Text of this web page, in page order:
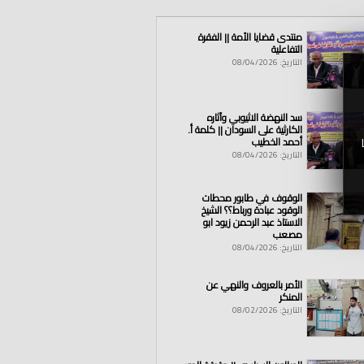
منتدى قضايا الأمة || الفقرة
التفاعلية
التاريخ: 08/04/2026
سد النهضة الاثيوبي وآثاره
الكارثية على السودان || كلمة أ.
أحمد الخطيب
التاريخ: 08/04/2026
الوقوف في طابور محطات
الوقود عبادة ورباط؟؟ الشيخ
الاستاذ عبد الرحمن زيود ابو
مصعب
التاريخ: 08/04/2026
الأمر بالعروف والنهي عن
المنكر
التاريخ: 08/02/2026